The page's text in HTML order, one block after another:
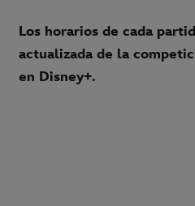
Los horarios de cada
actualizada de la
en Disney+.